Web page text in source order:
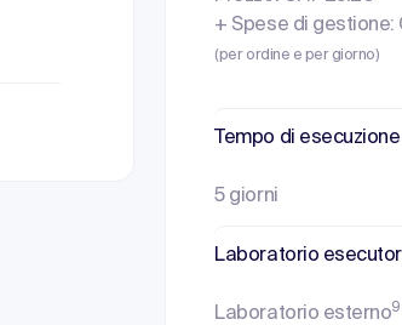
+ Spese di gestione:
(per ordine e per giorno)
Tempo di esecuzione
5 giorni
Laboratorio
Laboratorio esterno